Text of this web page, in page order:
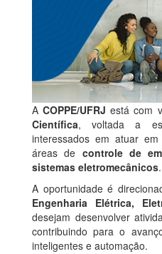
ACOPPE/UFRJ está com
Científica, voltada a
interessados em atuar
áreas de controle de
sistemas eletromecânicos.
A oportunidade é
Engenharia Elétrica,
desejam desenvolver
contribuindo para o
inteligentes e automação.